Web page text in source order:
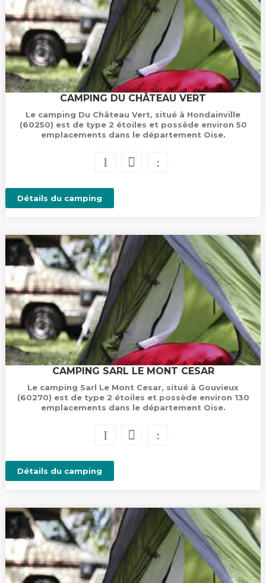
CAMPING DU CHÂTEAU VERT
Le camping Du Château Vert, situé à Hondainville
(60250) est de type 2 étoiles et possède environ 50
emplacements dans le département Oise.
Détails du camping
CAMPING SARL LE MONT CESAR
Le camping Sarl Le Mont Cesar, situé à Gouvieux
(60270) est de type 2 étoiles et possède environ 130
emplacements dans le département Oise.
Détails du camping